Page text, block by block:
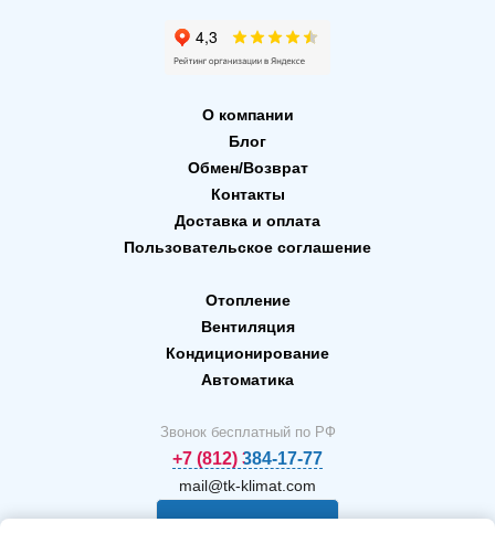
О компании
Блог
Обмен/Возврат
Контакты
Доставка и оплата
Пользовательское соглашение
Отопление
Вентиляция
Кондиционирование
Автоматика
Звонок бесплатный по РФ
+7 (812) 384-17-77
mail@tk-klimat.com
Заказать